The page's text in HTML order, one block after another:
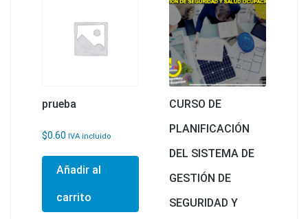
prueba
$0.60 IVA incluido
Añadir al
carrito
CURSO DE
PLANIFICACIÓN
DEL SISTEMA DE
GESTIÓN DE
SEGURIDAD Y